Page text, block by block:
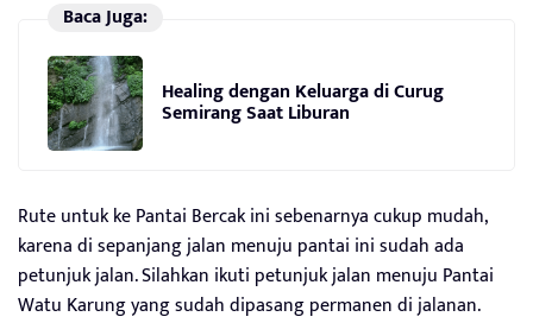
Baca Juga:
Healing dengan Keluarga di Curug
Semirang Saat Liburan
Rute untuk ke Pantai Bercak ini sebenarnya cukup mudah,
karena di sepanjang jalan menuju pantai ini sudah ada
petunjuk jalan. Silahkan ikuti petunjuk jalan menuju Pantai
Watu Karung yang sudah dipasang permanen di jalanan.